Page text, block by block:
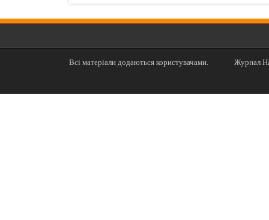
Всі матеріали додаються користувачами. Журнал